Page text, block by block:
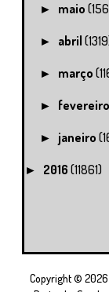
► maio
► abril
► março
►
► janeiro
► 2016 (11861)
Copyright © 2026